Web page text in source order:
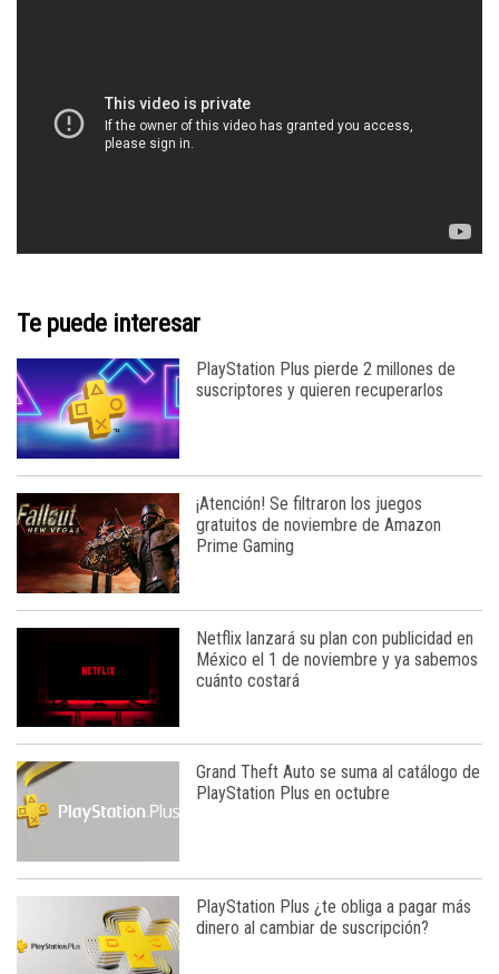
Te puede interesar
PlayStation Plus pierde 2 millones de
suscriptores y quieren recuperarlos
¡Atención! Se filtraron los juegos
gratuitos de noviembre de Amazon
Prime Gaming
Netflix lanzará su plan con publicidad en
México el 1 de noviembre y ya sabemos
cuánto costará
Grand Theft Auto se suma al catálogo de
PlayStation Plus en octubre
PlayStation Plus ¿te obliga a pagar más
dinero al cambiar de suscripción?